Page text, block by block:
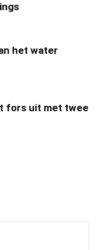
het water
fors uit met twee